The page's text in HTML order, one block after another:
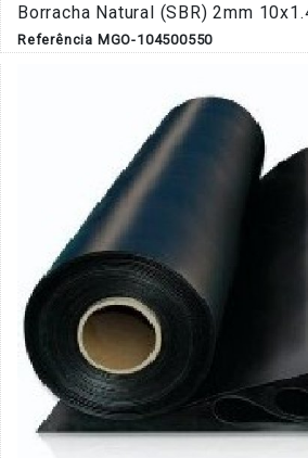
Borracha Natural (SBR) 2mm
Referência MGO-104500550